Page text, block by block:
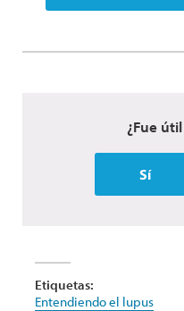
¿Fue
Sí
Etiquetas:
Entendiendo el lupus